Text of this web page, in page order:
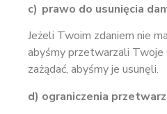
c) prawo do usunięcia
Jeżeli Twoim zdaniem nie
abyśmy przetwarzali Twoje
zażądać, abyśmy je usunęli.
d) ograniczenia